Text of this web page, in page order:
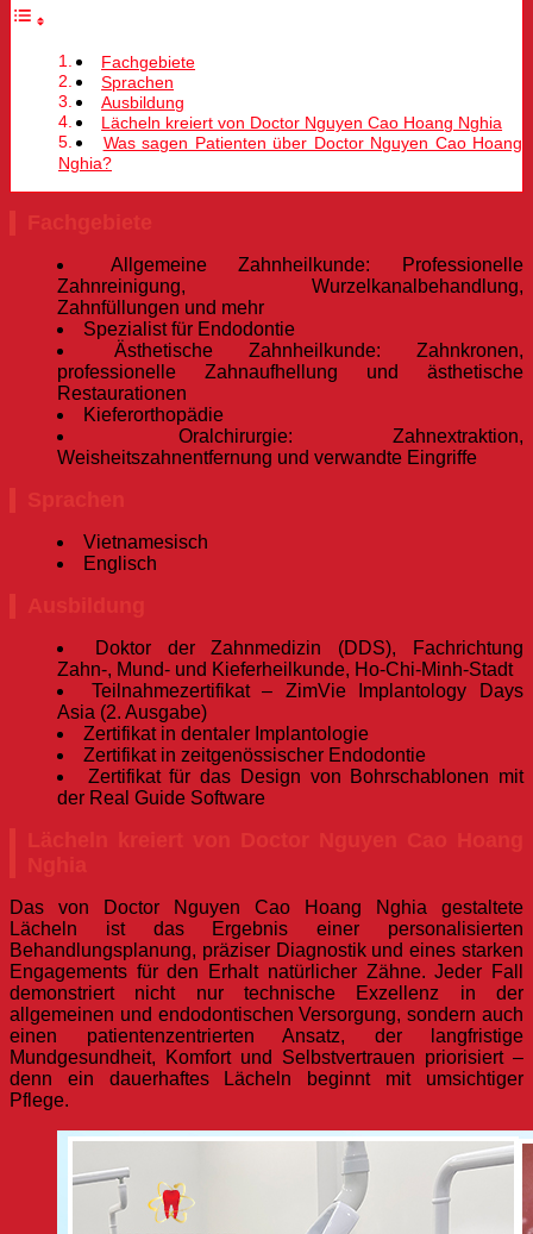
Fachgebiete
Sprachen
Ausbildung
Lächeln kreiert von Doctor Nguyen Cao Hoang Nghia
Was sagen Patienten über Doctor Nguyen Cao Hoang
Nghia?
Allgemeine Zahnheilkunde: Professionelle
Zahnreinigung, Wurzelkanalbehandlung,
Zahnfüllungen und mehr
Spezialist für Endodontie
Ästhetische Zahnheilkunde: Zahnkronen,
professionelle Zahnaufhellung und ästhetische
Restaurationen
Kieferorthopädie
Oralchirurgie: Zahnextraktion,
Weisheitszahnentfernung und verwandte Eingriffe
Vietnamesisch
Englisch
Doktor der Zahnmedizin (DDS), Fachrichtung
Zahn-, Mund- und Kieferheilkunde, Ho-Chi-Minh-Stadt
Teilnahmezertifikat – ZimVie Implantology Days
Asia (2. Ausgabe)
Zertifikat in dentaler Implantologie
Zertifikat in zeitgenössischer Endodontie
Zertifikat für das Design von Bohrschablonen mit
der Real Guide Software
Das von Doctor Nguyen Cao Hoang Nghia gestaltete
Lächeln ist das Ergebnis einer personalisierten
Behandlungsplanung, präziser Diagnostik und eines starken
Engagements für den Erhalt natürlicher Zähne. Jeder Fall
demonstriert nicht nur technische Exzellenz in der
allgemeinen und endodontischen Versorgung, sondern auch
einen patientenzentrierten Ansatz, der langfristige
Mundgesundheit, Komfort und Selbstvertrauen priorisiert –
denn ein dauerhaftes Lächeln beginnt mit umsichtiger
Pflege.